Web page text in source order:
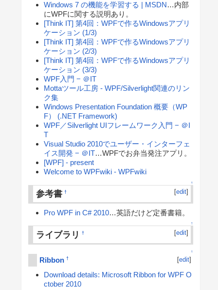
Windows 7 の機能を学習する | MSDN…内部
にWPFに関する説明あり。
[Think IT] 第4回：WPFで作るWindowsアプリ
ケーション (1/3)
[Think IT] 第4回：WPFで作るWindowsアプリ
ケーション (2/3)
[Think IT] 第4回：WPFで作るWindowsアプリ
ケーション (3/3)
WPF入門 − ＠IT
Mottaツール工房 - WPF/Silverlight関連のリン
ク集
Windows Presentation Foundation 概要（WP
F） (.NET Framework)
WPF／Silverlight UIフレームワーク入門 − ＠I
T
Visual Studio 2010でユーザー・インターフェ
イス開発 − ＠IT…WPFでお弁当発注アプリ。
[WPF] - present
Welcome to WPFwiki - WPFwiki
↑
参考書 † [edit]
Pro WPF in C# 2010…英語だけど定番書籍。
↑
ライブラリ † [edit]
↑
Ribbon † [edit]
Download details: Microsoft Ribbon for WPF O
ctober 2010